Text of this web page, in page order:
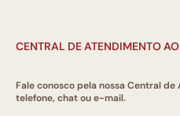
CENTRAL DE ATENDIMENTO
Fale conosco pela nossa Central
telefone, chat ou e-mail.